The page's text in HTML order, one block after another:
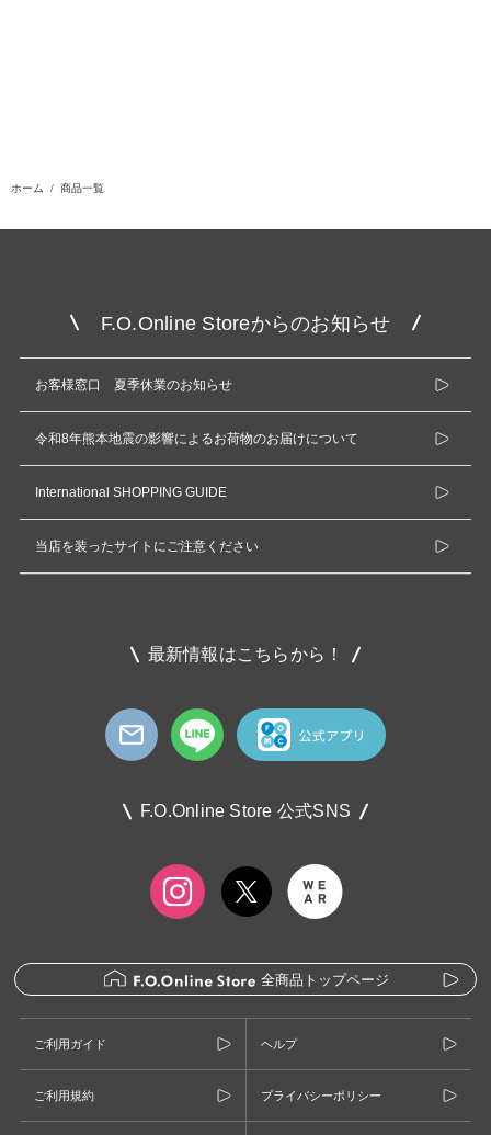
ホーム 商品一覧
F.O.Online Storeからのお知らせ
お客様窓口 夏季休業のお知らせ
令和8年熊本地震の影響によるお荷物のお届けについて
International SHOPPING GUIDE
当店を装ったサイトにご注意ください
最新情報はこちらから！
F.O.Online Store 公式SNS
全商品トップページ
ご利用ガイド ヘルプ
ご利用規約 プライバシーポリシー